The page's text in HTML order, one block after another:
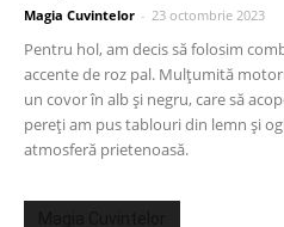
Magia Cuvintelor - 23 octombrie 2023
Pentru hol, am decis să folosim
accente de roz pal. Mulțumită
un covor în alb și negru, care să
pereți am pus tablouri din lemn și
atmosferă prietenoasă.